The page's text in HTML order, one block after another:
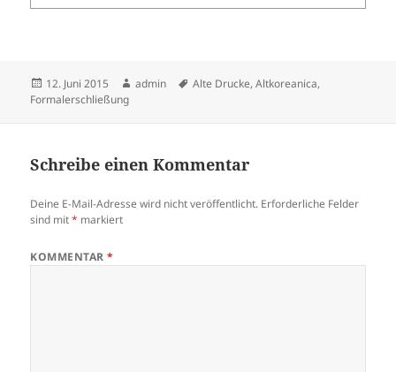
Veröffentlicht
am
12. Juni 2015 Autor
admin Schlagwörter
Alte Drucke,Altkoreanica,
Formalerschließung
Schreibe einen Kommentar
Deine E-Mail-Adresse wird nicht veröffentlicht. Erforderliche Felder
sind mit* markiert
KOMMENTAR*